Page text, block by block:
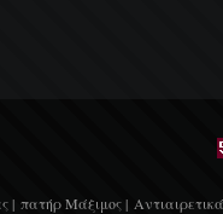
| πατήρ Μάξιμος |